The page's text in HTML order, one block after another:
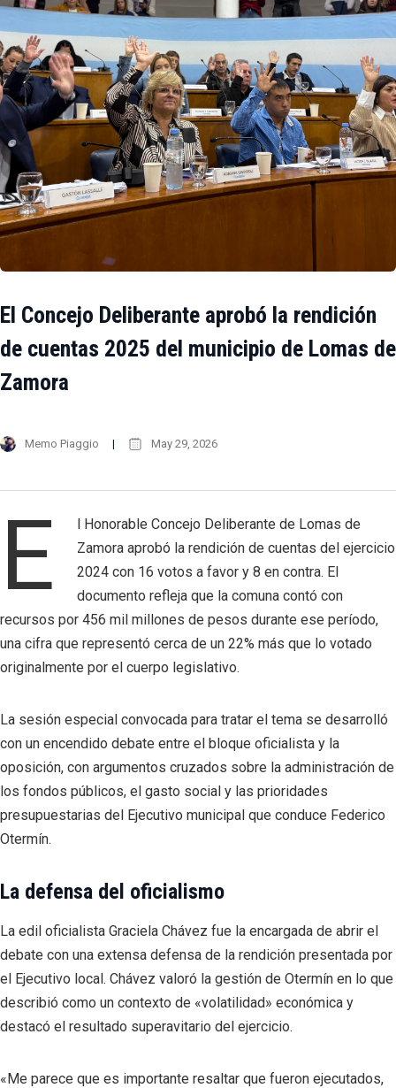
El Concejo Deliberante aprobó la rendición
de cuentas 2025 del municipio de Lomas de
Zamora
Memo Piaggio May 29, 2026
E
l Honorable Concejo Deliberante de Lomas de
Zamora aprobó la rendición de cuentas del ejercicio
2024 con 16 votos a favor y 8 en contra. El
documento refleja que la comuna contó con
recursos por 456 mil millones de pesos durante ese período,
una cifra que representó cerca de un 22% más que lo votado
originalmente por el cuerpo legislativo.
La sesión especial convocada para tratar el tema se desarrolló
con un encendido debate entre el bloque oficialista y la
oposición, con argumentos cruzados sobre la administración de
los fondos públicos, el gasto social y las prioridades
presupuestarias del Ejecutivo municipal que conduce Federico
Otermín.
La defensa del oficialismo
La edil oficialista Graciela Chávez fue la encargada de abrir el
debate con una extensa defensa de la rendición presentada por
el Ejecutivo local. Chávez valoró la gestión de Otermín en lo que
describió como un contexto de «volatilidad» económica y
destacó el resultado superavitario del ejercicio.
«Me parece que es importante resaltar que fueron ejecutados,